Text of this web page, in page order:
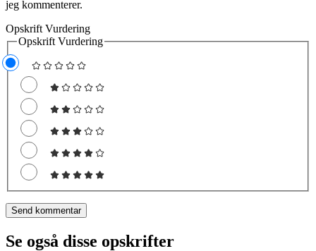
jeg kommenterer.
Opskrift Vurdering
Opskrift Vurdering
Se også disse opskrifter